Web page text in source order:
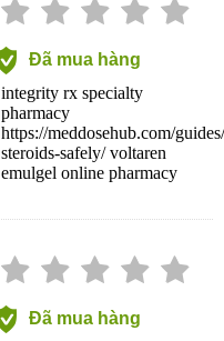
Đã mua hàng
integrity rx specialty
pharmacy
https://meddosehub.com/
steroids-safely/ voltaren
emulgel online pharmacy
Đã mua hàng